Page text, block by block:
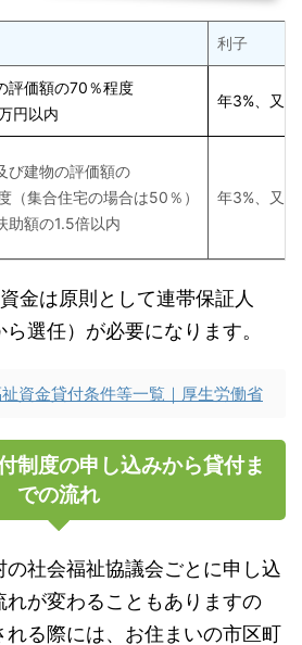
利子
評価額の70％程度
円以内
年3%、又
び建物の評価額の
（集合住宅の場合は50％）
助額の1.5倍以内
年3%、又
金は原則として連帯保証人
ら選任）が必要になります。
資金貸付条件等一覧｜厚生労働省
制度の申し込みから貸付ま
での流れ
社会福祉協議会ごとに申し込
が変わることもありますの
れる際には、お住まいの市区町